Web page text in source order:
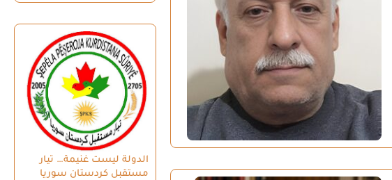
الدولة ليست غنيمة… تيار
مستقبل كردستان سوريا